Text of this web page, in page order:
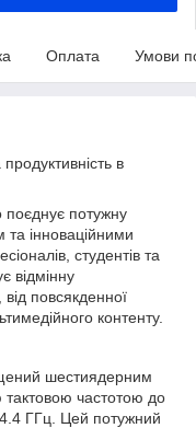
Оплата Умови
в
потужну
та інноваційними
студентів та
відмінну
повсякденної
контенту.
шестиядерним
частотою до
ГГц. Цей потужний